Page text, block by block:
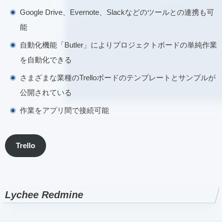
Google Drive、Evernote、Slackなどのツールとの連携も可
能
自動化機能「Butler」によりプロジェクトボードの単純作業
を自動化できる
さまざまな業種のTrelloボードのテンプレートとサンプルが
公開されている
作業をアプリ間で接続可能
Trello
Lychee Redmine